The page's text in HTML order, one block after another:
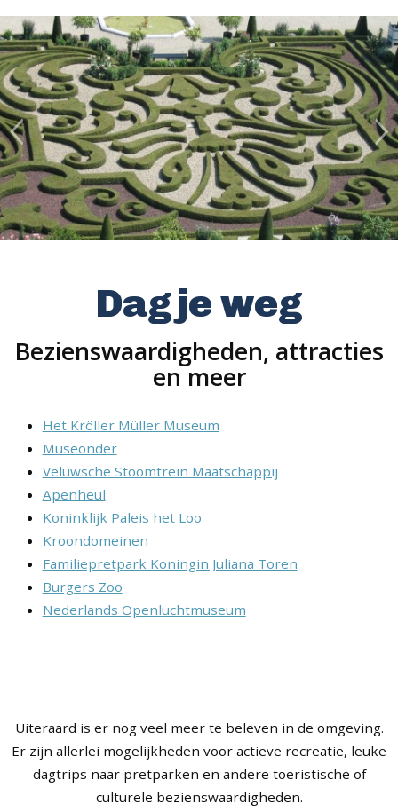
Dagje weg
Bezienswaardigheden, attracties
en meer
Het Kröller Müller Museum
Museonder
Veluwsche Stoomtrein Maatschappij
Apenheul
Koninklijk Paleis het Loo
Kroondomeinen
Familiepretpark Koningin Juliana Toren
Burgers Zoo
Nederlands Openluchtmuseum
Uiteraard is er nog veel meer te beleven in de omgeving.
Er zijn allerlei mogelijkheden voor actieve recreatie, leuke
dagtrips naar pretparken en andere toeristische of
culturele bezienswaardigheden.